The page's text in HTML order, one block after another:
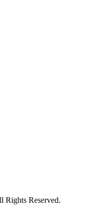
Rights Reserved.